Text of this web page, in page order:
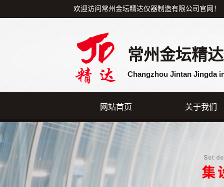
欢迎访问常州金坛精达仪器制造有限公司官网！
常州金坛精
Changzhou Jintan Jingda
网站首页 关于我们